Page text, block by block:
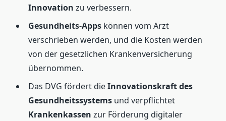
Innovation zu verbessern.
Gesundheits-Apps können vom Arzt
verschrieben werden, und die Kosten werden
von der gesetzlichen Krankenversicherung
übernommen.
Das DVG fördert dieInnovationskraft des
Gesundheitssystems und verpflichtet
Krankenkassen zur Förderung digitaler